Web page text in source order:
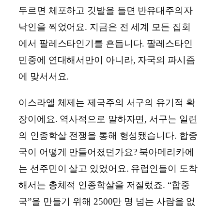
두르면 체포하고 깃발을 들면 반유대주의자
낙인을 찍었어요. 지금은 전 세계 모든 집회
에서 팔레스타인기를 흔듭니다. 팔레스타인
민중에 연대해서만이 아니라, 자국의 파시즘
에 맞서서요.
이스라엘 체제는 제국주의 서구의 유기적 확
장이에요. 역사적으로 말하자면, 서구는 일련
의 인종학살 전쟁을 통해 형성됐습니다. 합중
국이 어떻게 만들어졌던가요? 북아메리카에
는 선주민이 살고 있었어요. 유럽인들이 도착
해서는 총체적 인종학살을 저질렀죠. “합중
국”을 만들기 위해 2500만 명 넘는 사람을 없